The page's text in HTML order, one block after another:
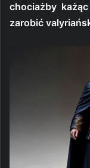
chociażby
zarobić